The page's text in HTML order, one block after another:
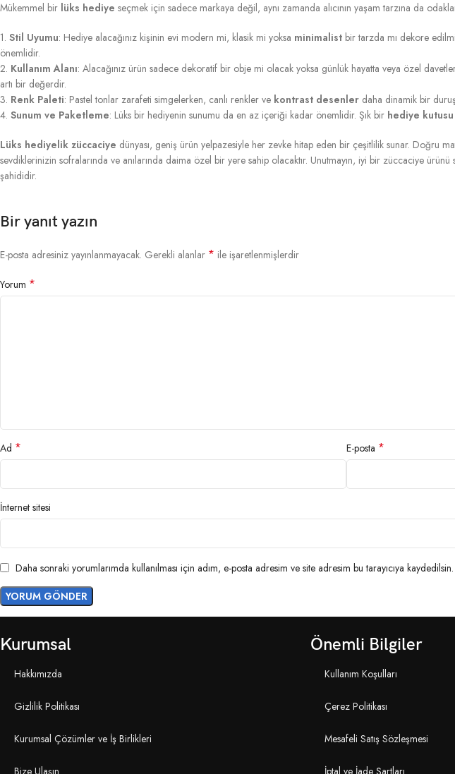
Mükemmel bir lüks hediye seçmek için sadece markaya değil, aynı zamanda alıcının yaşam tarzına da
1. Stil Uyumu: Hediye alacağınız kişinin evi modern mi, klasik mi yoksa minimalist bir tarzda mı dekore
önemlidir.
2. Kullanım Alanı: Alacağınız ürün sadece dekoratif bir obje mi olacak yoksa günlük hayatta veya özel
artı bir değerdir.
3. Renk Paleti: Pastel tonlar zarafeti simgelerken, canlı renkler ve kontrast desenler daha dinamik bir
4. Sunum ve Paketleme: Lüks bir hediyenin sunumu da en az içeriği kadar önemlidir. Şık bir hediye kutusu
Lüks hediyelik züccaciye dünyası, geniş ürün yelpazesiyle her zevke hitap eden bir çeşitlilik sunar. Doğru
sevdiklerinizin sofralarında ve anılarında daima özel bir yere sahip olacaktır. Unutmayın, iyi bir züccaciye
şahididir.
Bir yanıt yazın
E-posta adresiniz yayınlanmayacak. Gerekli alanlar * ile işaretlenmişlerdir
Yorum *
Ad * E-posta *
İnternet sitesi
Daha sonraki yorumlarımda kullanılması için adım, e-posta adresim ve site adresim bu tarayıcıya kaydedilsin.
Kurumsal Önemli Bilgiler
Hakkımızda
Gizlilik Politikası
Kurumsal Çözümler ve İş Birlikleri
Bize Ulaşın
Kullanım Koşulları
Çerez Politikası
Mesafeli Satış Sözleşmesi
İptal ve İade Şartları